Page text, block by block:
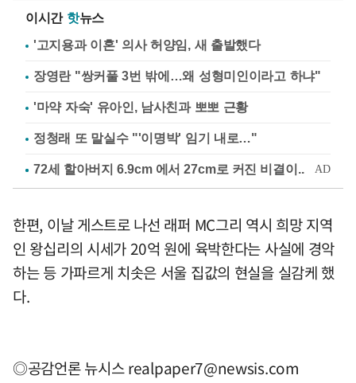
이시간 핫뉴스
'고지용과 이혼' 의사 허양임, 새 출발했다
장영란 "쌍커풀 3번 밖에…왜 성형미인이라고 하냐"
'마약 자숙' 유아인, 남사친과 뽀뽀 근황
정청래 또 말실수 "'이명박' 임기 내로…"
한편, 이날 게스트로 나선 래퍼 MC그리 역시 희망 지역
인 왕십리의 시세가 20억 원에 육박한다는 사실에 경악
하는 등 가파르게 치솟은 서울 집값의 현실을 실감케 했
다.
◎공감언론 뉴시스realpaper7@newsis.com